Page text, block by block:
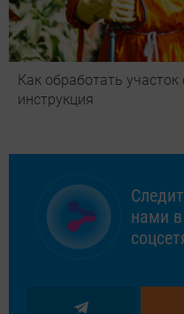
Как обработать
инструкция
нами в